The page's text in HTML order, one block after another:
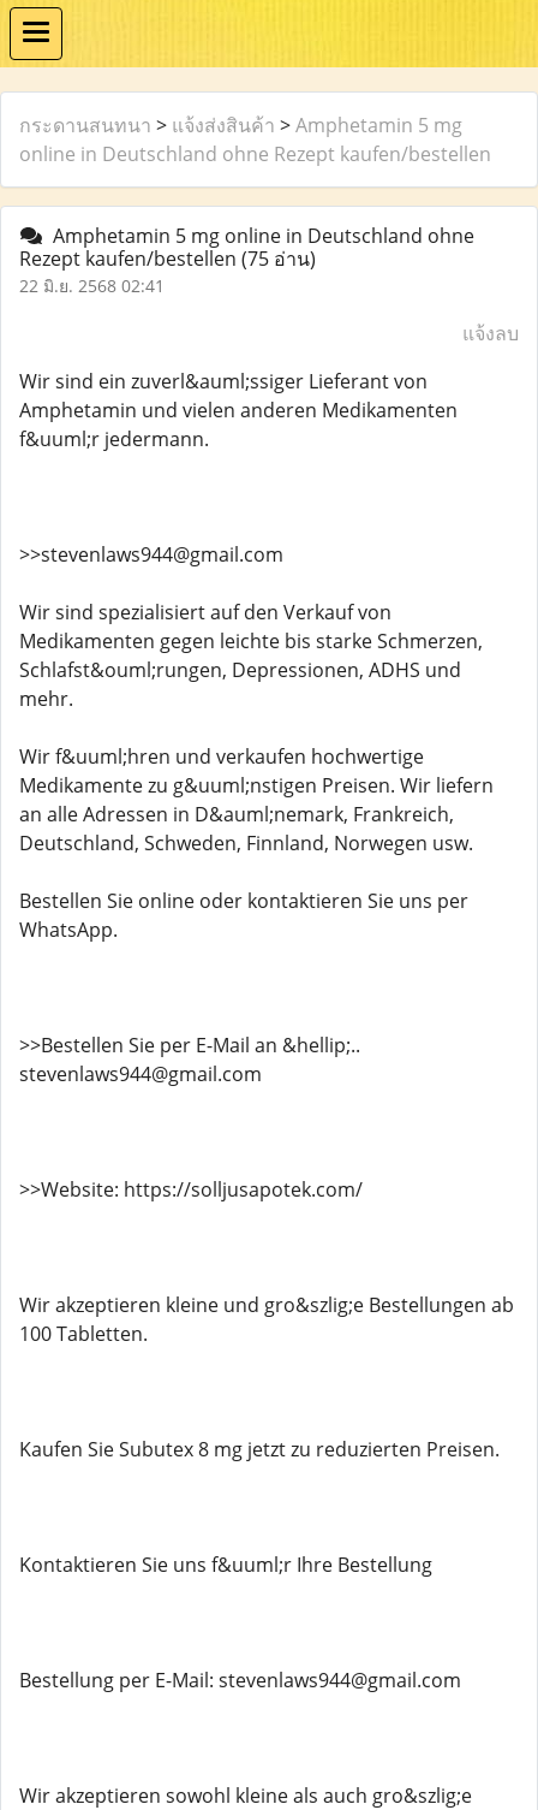
กระดานสนทนา > แจ้งส่งสินค้า >Amphetamin 5 mg
online in Deutschland ohne Rezept kaufen/bestellen
Amphetamin 5 mg online in Deutschland ohne
Rezept kaufen/bestellen (75 อ่าน)
22 มิ.ย. 2568 02:41
แจ้งลบ
Wir sind ein zuverl&auml;ssiger Lieferant von
Amphetamin und vielen anderen Medikamenten
f&uuml;r jedermann.
>>stevenlaws944@gmail.com
Wir sind spezialisiert auf den Verkauf von
Medikamenten gegen leichte bis starke Schmerzen,
Schlafst&ouml;rungen, Depressionen, ADHS und
mehr.
Wir f&uuml;hren und verkaufen hochwertige
Medikamente zu g&uuml;nstigen Preisen. Wir liefern
an alle Adressen in D&auml;nemark, Frankreich,
Deutschland, Schweden, Finnland, Norwegen usw.
Bestellen Sie online oder kontaktieren Sie uns per
WhatsApp.
>>Bestellen Sie per E-Mail an &hellip;..
stevenlaws944@gmail.com
>>Website: https://solljusapotek.com/
Wir akzeptieren kleine und gro&szlig;e Bestellungen ab
100 Tabletten.
Kaufen Sie Subutex 8 mg jetzt zu reduzierten Preisen.
Kontaktieren Sie uns f&uuml;r Ihre Bestellung
Bestellung per E-Mail: stevenlaws944@gmail.com
Wir akzeptieren sowohl kleine als auch gro&szlig;e